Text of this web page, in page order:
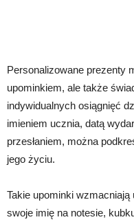
Personalizowane prezenty
upominkiem, ale także
indywidualnych osiągnięć
imieniem ucznia, datą
przesłaniem, można
jego życiu.
Takie upominki
swoje imię na notesie,